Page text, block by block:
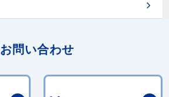
お問い合わせ